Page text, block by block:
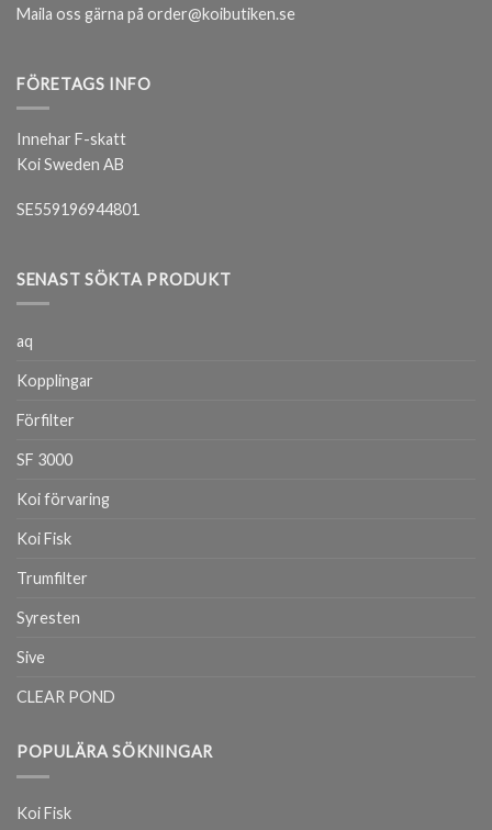
Maila oss gärna på order@koibutiken.se
FÖRETAGS INFO
Innehar F-skatt
Koi Sweden AB
SE559196944801
SENAST SÖKTA PRODUKT
aq
Kopplingar
Förfilter
SF 3000
Koi förvaring
Koi Fisk
Trumfilter
Syresten
Sive
CLEAR POND
POPULÄRA SÖKNINGAR
Koi Fisk